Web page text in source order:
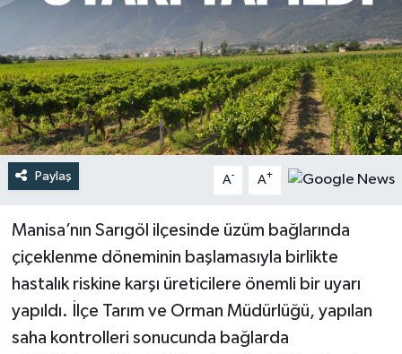
Paylaş A- A+
Manisa’nın Sarıgöl ilçesinde üzüm bağlarında
çiçeklenme döneminin başlamasıyla birlikte
hastalık riskine karşı üreticilere önemli bir uyarı
yapıldı. İlçe Tarım ve Orman Müdürlüğü, yapılan
saha kontrolleri sonucunda bağlarda
Yaşam